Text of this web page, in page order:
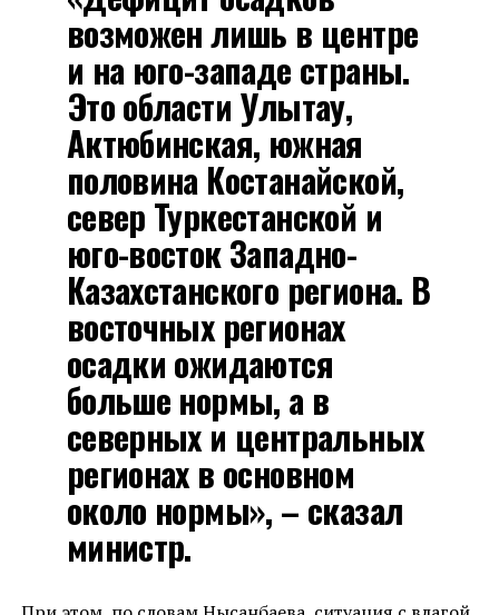
возможен лишь в центре
и на юго-западе страны.
Это области Улытау,
Актюбинская, южная
половина Костанайской,
север Туркестанской и
юго-восток Западно-
Казахстанского региона. В
восточных регионах
осадки ожидаются
больше нормы, а в
северных и центральных
регионах в основном
около нормы», – сказал
министр.